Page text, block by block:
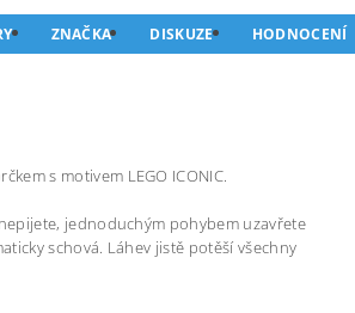
ZNAČKA DISKUZE HODNOCENÍ
s motivem LEGO ICONIC.
jednoduchým pohybem uzavřete
schová. Láhev jistě potěší všechny